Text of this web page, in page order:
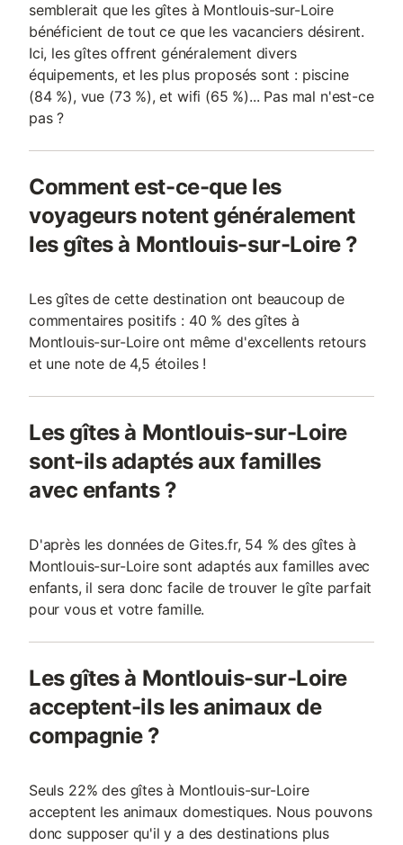
semblerait que les gîtes à Montlouis-sur-Loire
bénéficient de tout ce que les vacanciers désirent.
Ici, les gîtes offrent généralement divers
équipements, et les plus proposés sont : piscine
(84 %), vue (73 %), et wifi (65 %)... Pas mal n'est-ce
pas ?
Comment est-ce-que les
voyageurs notent généralement
les gîtes à Montlouis-sur-Loire ?
Les gîtes de cette destination ont beaucoup de
commentaires positifs : 40 % des gîtes à
Montlouis-sur-Loire ont même d'excellents retours
et une note de 4,5 étoiles !
Les gîtes à Montlouis-sur-Loire
sont-ils adaptés aux familles
avec enfants ?
D'après les données de Gites.fr, 54 % des gîtes à
Montlouis-sur-Loire sont adaptés aux familles avec
enfants, il sera donc facile de trouver le gîte parfait
pour vous et votre famille.
Les gîtes à Montlouis-sur-Loire
acceptent-ils les animaux de
compagnie ?
Seuls 22% des gîtes à Montlouis-sur-Loire
acceptent les animaux domestiques. Nous pouvons
donc supposer qu'il y a des destinations plus